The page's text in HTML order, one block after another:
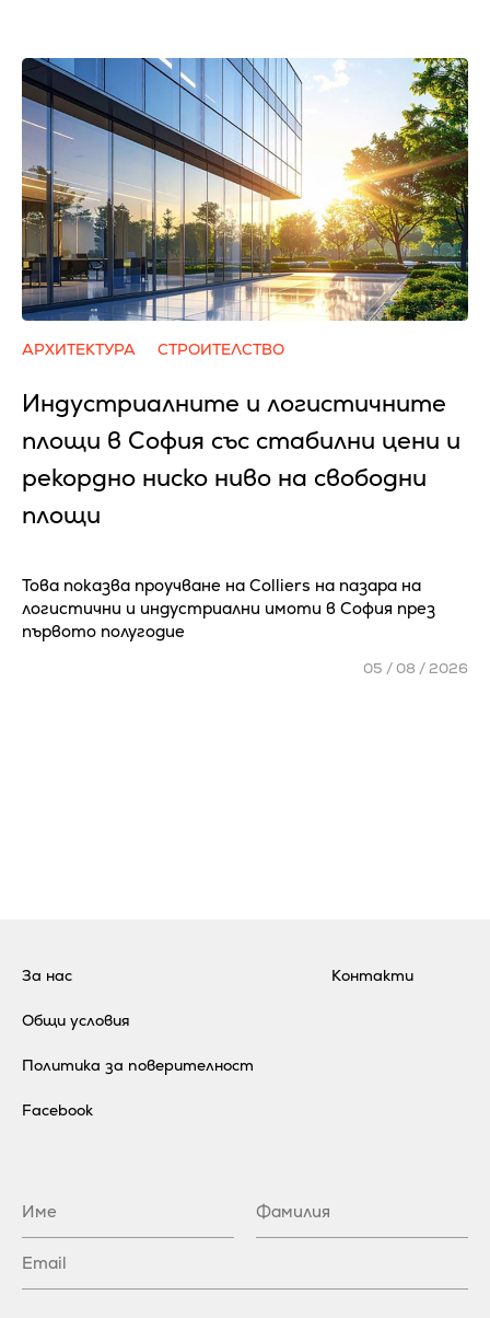
АРХИТЕКТУРА СТРОИТЕЛСТВО
Индустриалните и логистичните
площи в София със стабилни цени и
рекордно ниско ниво на свободни
площи
Това показва проучване на Colliers на пазара на
логистични и индустриални имоти в София през
първото полугодие
05 / 08 / 2026
За нас
Общи условия
Политика за поверителност
Контакти
Facebook